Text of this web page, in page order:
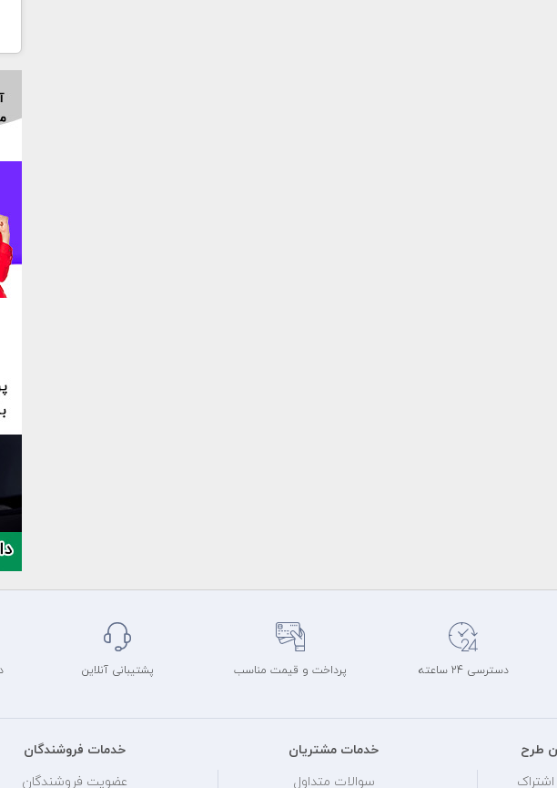
دسترسی 24 ساعته پرداخت و قیمت مناسب پشتیبانی آنلاین
طرح
خدمات مشتریان
سوالات متداول
خدمات فروشندگان
عضویت فروشندگان